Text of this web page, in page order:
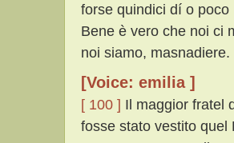
forse quindici dí o
Bene è vero che noi ci
noi siamo, masnadiere.
[Voice: emilia ]
[ 100 ] Il maggior fratel
fosse stato vestito